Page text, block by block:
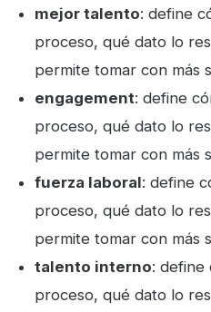
mejor talento: define
proceso, qué dato lo
permite tomar con más
engagement: define
proceso, qué dato lo
permite tomar con más
fuerza laboral: define
proceso, qué dato lo
permite tomar con más
talento interno: define
proceso, qué dato lo